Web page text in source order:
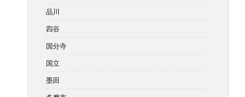
品川
四谷
国分寺
国立
墨田